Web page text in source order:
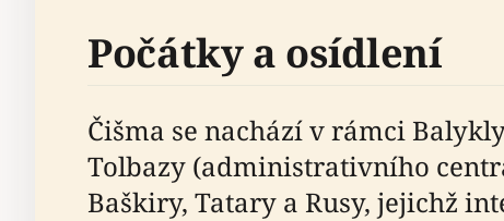
Počátky a osídlení
Čišma se nachází v rámci
Tolbazy (administrativního
Baškiry, Tatary a Rusy, jejichž